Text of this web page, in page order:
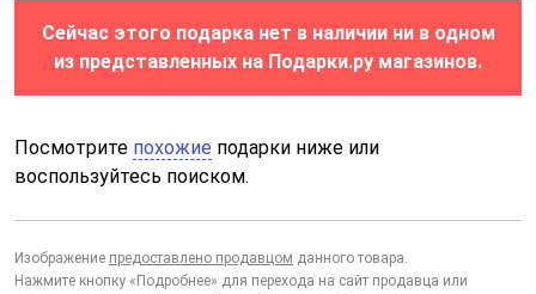
Сейчас этого подарка нет в наличии ни в одном
из представленных на Подарки.ру магазинов.
Посмотрите похожие подарки ниже или
воспользуйтесь поиском.
Изображение предоставлено продавцом данного товара.
Нажмите кнопку «Подробнее» для перехода на сайт продавца или